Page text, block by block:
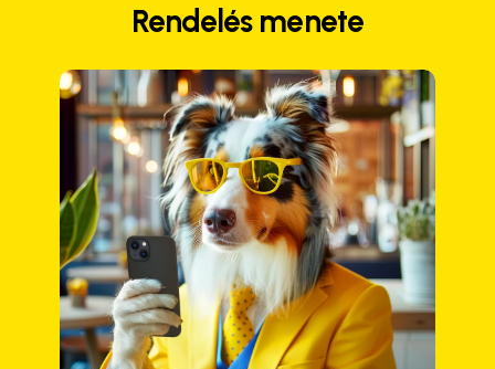
Rendelés menete